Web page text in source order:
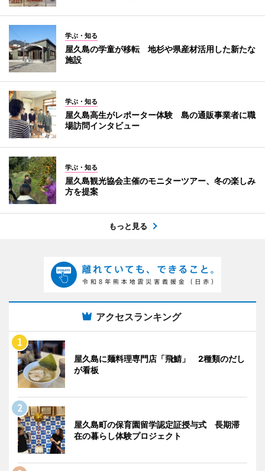
学ぶ・知る
屋久島の学童が移転 地杉や県産材活用した新たな
施設
学ぶ・知る
屋久島高生がレポーター体験 島の通販事業者に職
場訪問インタビュー
学ぶ・知る
屋久島観光協会主催のモニターツアー、冬の楽しみ
方を提案
もっと見る
アクセスランキング
屋久島に麺料理専門店「飛鯖」 2種類のだし
が看板
屋久島町の保育園留学認定証授与式 長期滞
在の暮らし体験プロジェクト